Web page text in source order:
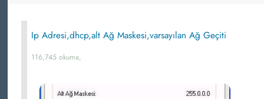
Ip Adresi,dhcp,alt Ağ Maskesi,varsayılan Ağ Geçiti
116,745 okuma,